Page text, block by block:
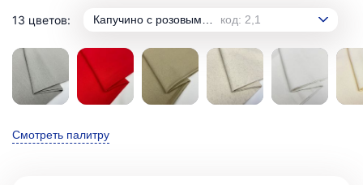
13 цветов: Капучино с розовым оттенком
код: 2,1
Смотреть палитру